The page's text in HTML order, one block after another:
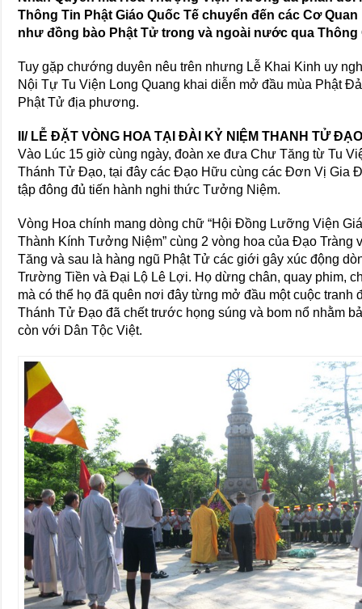
Thông Tin Phật Giáo Quốc Tế chuyển đến các Cơ
như đồng bào Phật Tử trong và ngoài nước qua Thông
Tuy gặp chướng duyên nêu trên nhưng Lễ Khai Kinh uy
Nội Tự Tu Viện Long Quang khai diễn mở đầu mùa Phật
Phật Tử địa phương.
II/ LỄ ĐẶT VÒNG HOA TẠI ĐÀI KỶ NIỆM THANH TỬ
Vào Lúc 15 giờ cùng ngày, đoàn xe đưa Chư Tăng từ Tu
Thánh Tử Đạo, tại đây các Đạo Hữu cùng các Đơn Vị Gia
tập đông đủ tiến hành nghi thức Tưởng Niệm.
Vòng Hoa chính mang dòng chữ “Hội Đồng Lưỡng Viện
Thành Kính Tưởng Niệm” cùng 2 vòng hoa của Đạo
Tăng và sau là hàng ngũ Phật Tử các giới gây xúc động
Trường Tiền và Đại Lộ Lê Lợi. Họ dừng chân, quay phim,
mà có thể họ đã quên nơi đây từng mở đầu một cuộc tranh
Thánh Tử Đạo đã chết trước họng súng và bom nổ nhằm
còn với Dân Tộc Việt.